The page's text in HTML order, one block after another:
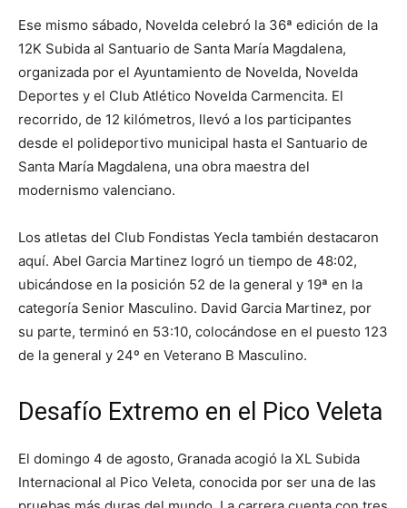
Ese mismo sábado, Novelda celebró la 36ª edición de la
12K Subida al Santuario de Santa María Magdalena,
organizada por el Ayuntamiento de Novelda, Novelda
Deportes y el Club Atlético Novelda Carmencita. El
recorrido, de 12 kilómetros, llevó a los participantes
desde el polideportivo municipal hasta el Santuario de
Santa María Magdalena, una obra maestra del
modernismo valenciano.
Los atletas del Club Fondistas Yecla también destacaron
aquí. Abel Garcia Martinez logró un tiempo de 48:02,
ubicándose en la posición 52 de la general y 19ª en la
categoría Senior Masculino. David Garcia Martinez, por
su parte, terminó en 53:10, colocándose en el puesto 123
de la general y 24º en Veterano B Masculino.
Desafío Extremo en el Pico Veleta
El domingo 4 de agosto, Granada acogió la XL Subida
Internacional al Pico Veleta, conocida por ser una de las